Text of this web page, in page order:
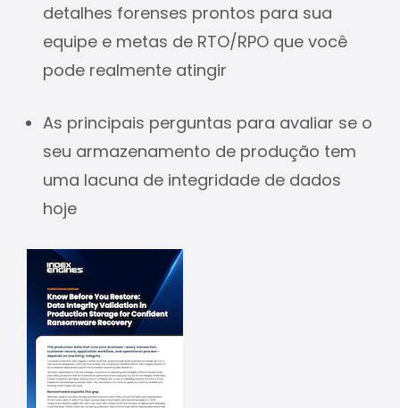
detalhes forenses prontos para sua
equipe e metas de RTO/RPO que você
pode realmente atingir
As principais perguntas para avaliar se o
seu armazenamento de produção tem
uma lacuna de integridade de dados
hoje